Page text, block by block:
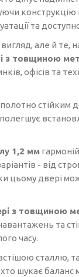
конструкцію
та
але й те,
з товщиною
офісів та
стійким
1,2 мм
- від
цьому двері
з товщиною
та
часу.
сталлю,
шукає баланс